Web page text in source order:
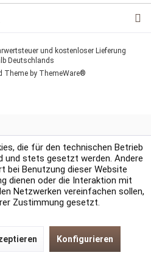
und kostenloser Lieferung
Deutschlands
Theme by ThemeWare®
die für den technischen Betrieb
und stets gesetzt werden. Andere
bei Benutzung dieser Website
dienen oder die Interaktion mit
Netzwerken vereinfachen sollen,
Zustimmung gesetzt.
Konfigurieren